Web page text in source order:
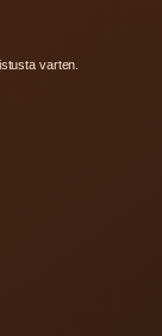
varten.